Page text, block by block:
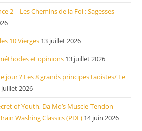
2 – Les Chemins de la Foi : Sagesses
10 Vierges 13 juillet 2026
et opinions 13 juillet 2026
jour ? Les 8 grands principes taoistes/ Le
juillet 2026
of Youth, Da Mo’s Muscle-Tendon
Washing Classics (PDF) 14 juin 2026